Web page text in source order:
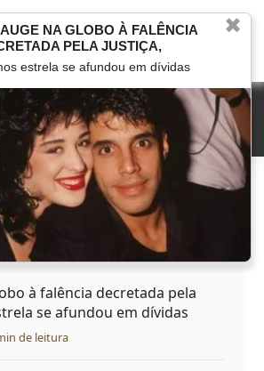
MARCOU NA TV HERANÇAS
à falência decretada pela
se afundou em dívidas
de leitura
✖
NA GLOBO À FALÊNCIA
PELA JUSTIÇA,
estrela se afundou em dívidas